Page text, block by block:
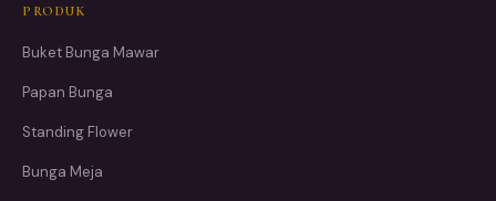
PRODUK
Buket Bunga Mawar
Papan Bunga
Standing Flower
Bunga Meja